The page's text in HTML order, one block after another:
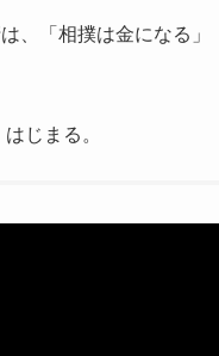
、「相撲は金になる」
じまる。